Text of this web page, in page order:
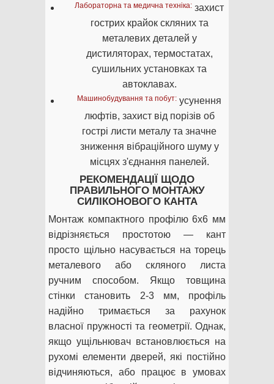
Лабораторна та медична техніка: захист
гострих крайок скляних та
металевих деталей у
дистиляторах, термостатах,
сушильних установках та
автоклавах.
Машинобудування та побут: усунення
люфтів, захист від порізів об
гострі листи металу та значне
зниження вібраційного шуму у
місцях з'єднання панелей.
РЕКОМЕНДАЦІЇ ЩОДО
ПРАВИЛЬНОГО МОНТАЖУ
СИЛІКОНОВОГО КАНТА
Монтаж компактного профілю 6х6 мм
відрізняється простотою — кант
просто щільно насувається на торець
металевого або скляного листа
ручним способом. Якщо товщина
стінки становить 2-3 мм, профіль
надійно тримається за рахунок
власної пружності та геометрії. Однак,
якщо ущільнювач встановлюється на
рухомі елементи дверей, які постійно
відчиняються, або працює в умовах